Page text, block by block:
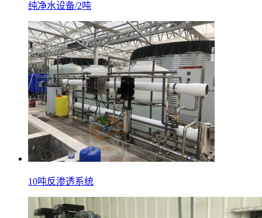
纯净水设备/2吨
10吨反渗透系统